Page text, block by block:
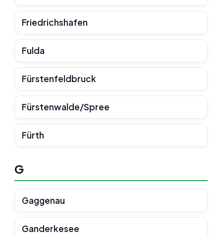
Friedrichshafen
Fulda
Fürstenfeldbruck
Fürstenwalde/Spree
Fürth
G
Gaggenau
Ganderkesee